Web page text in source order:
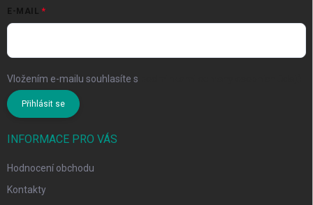
E-MAIL
Vložením e-mailu souhlasíte s
Přihlásit se
INFORMACE PRO VÁS
Hodnocení obchodu
Kontakty